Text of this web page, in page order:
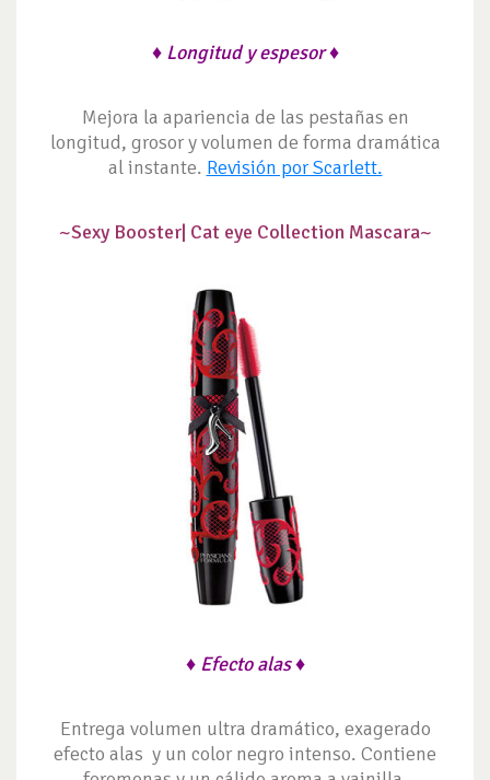
♦ Longitud y espesor ♦
Mejora la apariencia de las pestañas en
longitud, grosor y volumen de forma dramática
al instante. Revisión por Scarlett.
~Sexy Booster| Cat eye Collection Mascara~
♦ Efecto alas♦
Entrega volumen ultra dramático, exagerado
efecto alas y un color negro intenso. Contiene